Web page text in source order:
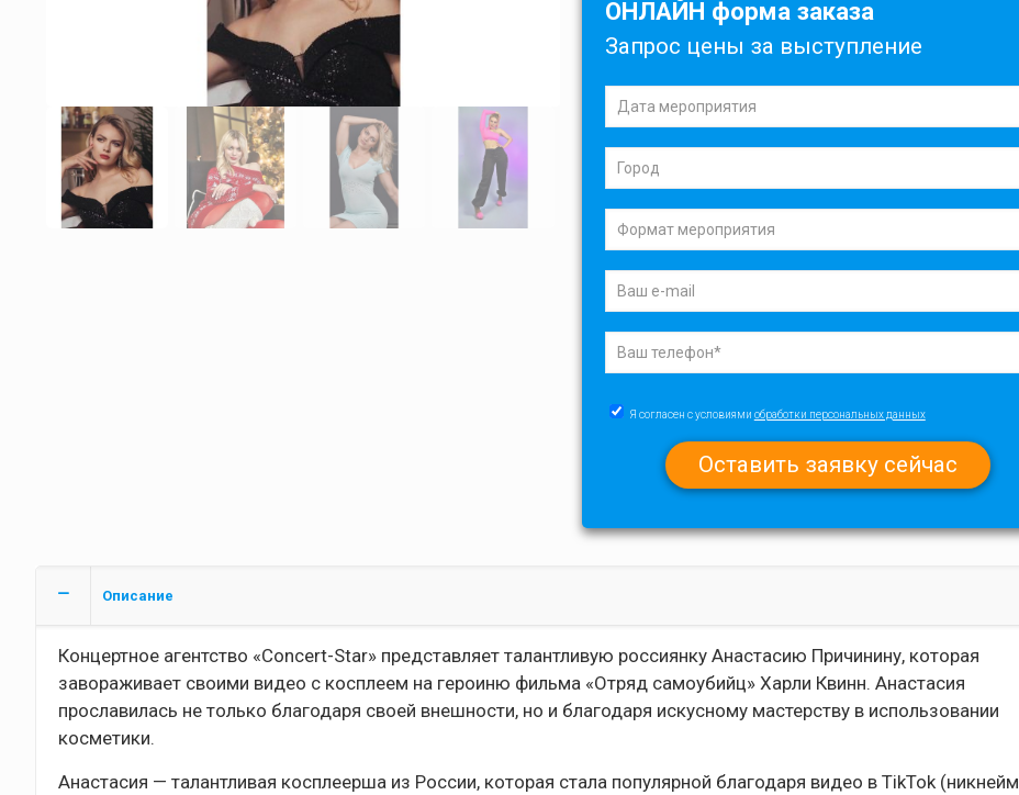
ОНЛАЙН форма заказа
Запрос цены за выступление
Я согласен с условиями обработки персональных данных
Описание
Концертное агентство «Concert-Star» представляет талантливую россиянку Анастасию Причинину, которая
завораживает своими видео с косплеем на героиню фильма «Отряд самоубийц» Харли Квинн. Анастасия
прославилась не только благодаря своей внешности, но и благодаря искусному мастерству в использовании
косметики.
Анастасия — талантливая косплеерша из России, которая стала популярной благодаря видео в TikTok (никнейм